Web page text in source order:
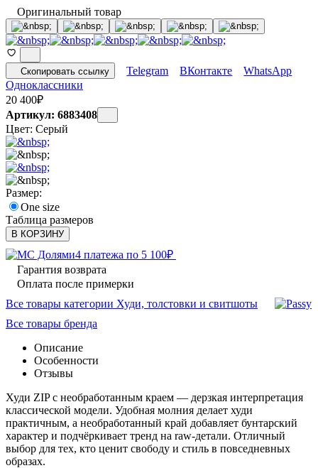
Оригинальный товар
Скопировать ссылку Telegram ВКонтакте
WhatsApp
Одноклассники
20 400₽
Артикул: 6883408
Цвет: Серый
Размер:
One size
Таблица размеров
В КОРЗИНУ
4 платежа по 5 100₽
Гарантия возврата
Оплата после примерки
Все товары категории Худи, толстовки и свитшоты
Все товары бренда
Описание
Особенности
Отзывы
Худи ZIP с необработанным краем — дерзкая интерпретация
классической модели. Удобная молния делает худи
практичным, а необработанный край добавляет бунтарский
характер и подчёркивает тренд на raw-детали. Отличный
выбор для тех, кто ценит свободу и стиль в повседневных
образах.